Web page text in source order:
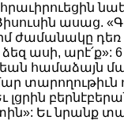
ասաց.
իմ ժամանակը
ասի, արէ՛ք»:
համաձայն
տարողութիւն
լցրին
Եւ նրանք